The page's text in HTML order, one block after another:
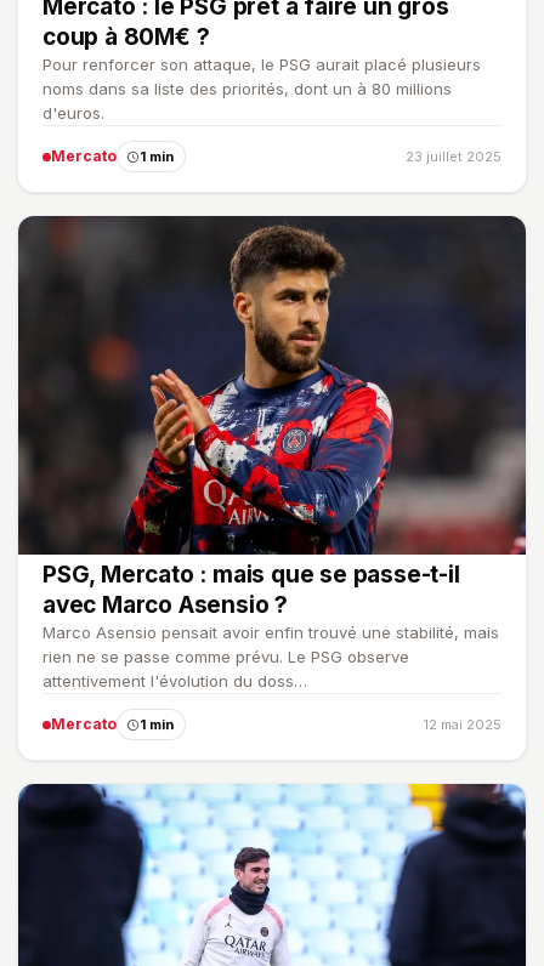
Mercato : le PSG prêt à faire un gros
coup à 80M€ ?
Pour renforcer son attaque, le PSG aurait placé plusieurs
noms dans sa liste des priorités, dont un à 80 millions
d'euros.
Mercato 1 min 23 juillet 2025
PSG, Mercato : mais que se passe-t-il
avec Marco Asensio ?
Marco Asensio pensait avoir enfin trouvé une stabilité, mais
rien ne se passe comme prévu. Le PSG observe
attentivement l'évolution du doss…
Mercato 1 min 12 mai 2025